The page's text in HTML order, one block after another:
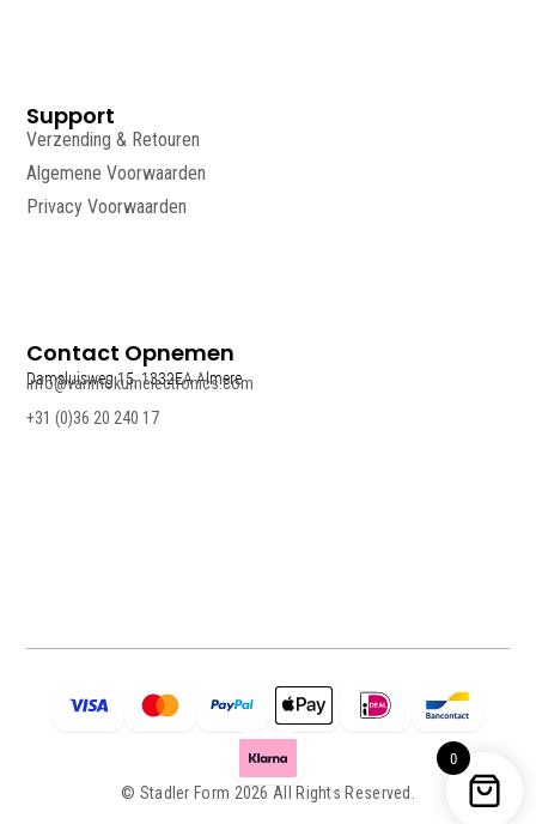
0
Support
Verzending & Retouren
Algemene Voorwaarden
Privacy Voorwaarden
Contact Opnemen
Damsluisweg 15, 1332EA Almere
info@vanmokumelectronics.com
+31 (0)36 20 240 17
© Stadler Form 2026 All Rights Reserved.